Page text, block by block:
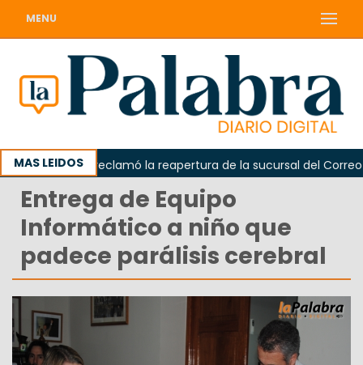
MENU
MAS LEIDOS
Odarda reclamó la reapertura de la sucursal del Correo
Entrega de Equipo
Informático a niño que
padece parálisis cerebral